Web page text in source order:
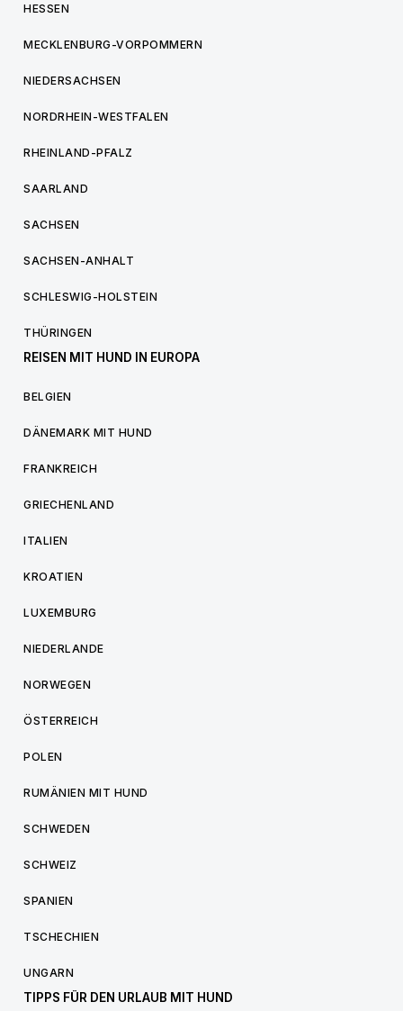
HESSEN
MECKLENBURG-VORPOMMERN
NIEDERSACHSEN
NORDRHEIN-WESTFALEN
RHEINLAND-PFALZ
SAARLAND
SACHSEN
SACHSEN-ANHALT
SCHLESWIG-HOLSTEIN
THÜRINGEN
REISEN MIT HUND IN EUROPA
BELGIEN
DÄNEMARK MIT HUND
FRANKREICH
GRIECHENLAND
ITALIEN
KROATIEN
LUXEMBURG
NIEDERLANDE
NORWEGEN
ÖSTERREICH
POLEN
RUMÄNIEN MIT HUND
SCHWEDEN
SCHWEIZ
SPANIEN
TSCHECHIEN
UNGARN
TIPPS FÜR DEN URLAUB MIT HUND